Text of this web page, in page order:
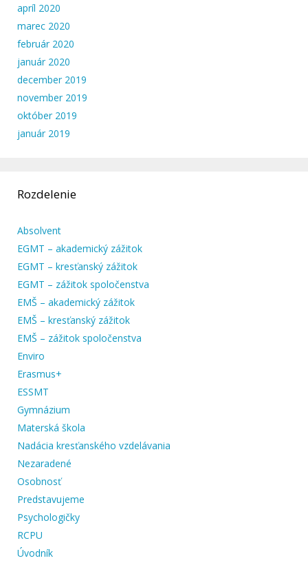
apríl 2020
marec 2020
február 2020
január 2020
december 2019
november 2019
október 2019
január 2019
Rozdelenie
Absolvent
EGMT – akademický zážitok
EGMT – kresťanský zážitok
EGMT – zážitok spoločenstva
EMŠ – akademický zážitok
EMŠ – kresťanský zážitok
EMŠ – zážitok spoločenstva
Enviro
Erasmus+
ESSMT
Gymnázium
Materská škola
Nadácia kresťanského vzdelávania
Nezaradené
Osobnosť
Predstavujeme
Psychologičky
RCPU
Úvodník